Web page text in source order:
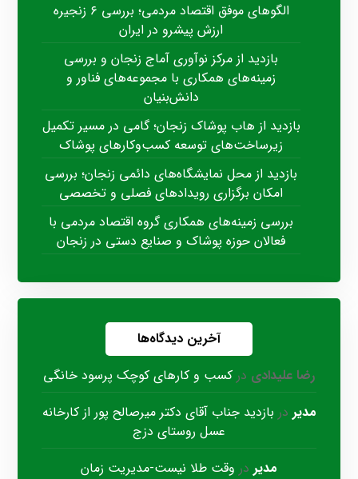
الگوهای موفق اقتصاد مردمی؛ بررسی ۶ زنجیره
ارزش پیشرو در ایران
بازدید از مرکز نوآوری آماج زنجان و بررسی
زمینه‌های همکاری با مجموعه‌های فناور و
دانش‌بنیان
بازدید از هاب پوشاک زنجان؛ گامی در مسیر تکمیل
زیرساخت‌های توسعه کسب‌وکارهای پوشاک
بازدید از محل نمایشگاه‌های دائمی زنجان؛ بررسی
امکان برگزاری رویدادهای فصلی و تخصصی
بررسی زمینه‌های همکاری گروه اقتصاد مردمی با
فعالان حوزه پوشاک و صنایع دستی در زنجان
آخرین دیدگاه‌ها
رضا علیدادی در کسب و کارهای کوچک پرسود خانگی
مدیر در بازدید جناب آقای دکتر میرصالح پور از کارخانه
عسل روستای دزج
مدیر در وقت طلا نیست-مدیریت زمان